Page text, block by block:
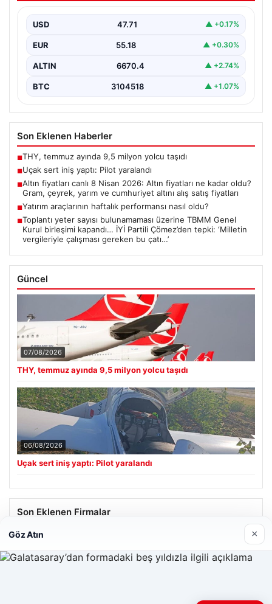
USD 47.71 ▲ +0.17%
EUR 55.18 ▲ +0.30%
ALTIN 6670.4 ▲ +2.74%
BTC 3104518 ▲ +1.07%
Son Eklenen Haberler
■THY, temmuz ayında 9,5 milyon yolcu taşıdı
■Uçak sert iniş yaptı: Pilot yaralandı
■Altın fiyatları canlı 8 Nisan 2026: Altın fiyatları ne kadar oldu?
Gram, çeyrek, yarım ve cumhuriyet altını alış satış fiyatları
■Yatırım araçlarının haftalık performansı nasıl oldu?
■Toplantı yeter sayısı bulunamaması üzerine TBMM Genel
Kurul birleşimi kapandı… İYİ Partili Çömez’den tepki: ‘Milletin
vergileriyle çalışması gereken bu çatı…’
Güncel
07/08/2026
THY, temmuz ayında 9,5 milyon yolcu taşıdı
06/08/2026
Uçak sert iniş yaptı: Pilot yaralandı
Son Eklenen Firmalar
Göz Atın ×